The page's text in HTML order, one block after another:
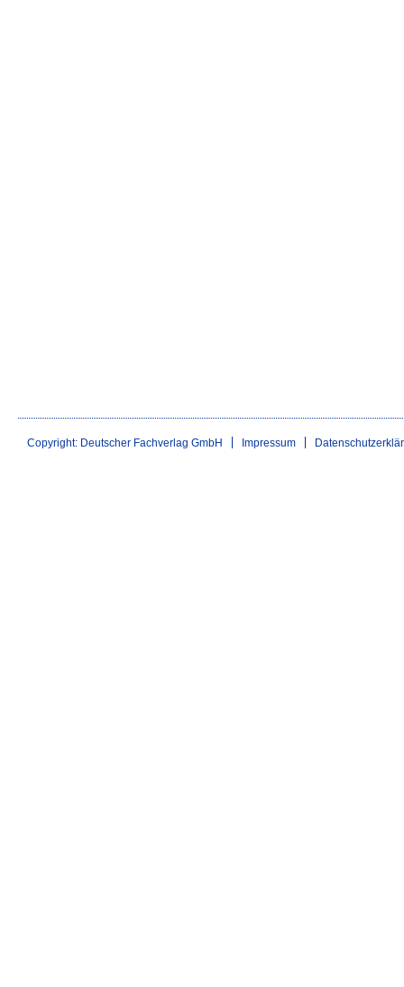
Copyright: Deutscher Fachverlag GmbH Impressum